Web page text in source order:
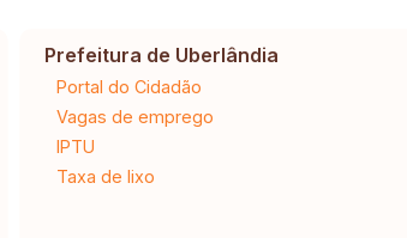
Prefeitura de Uberlândia
Portal do Cidadão
Vagas de emprego
IPTU
Taxa de lixo